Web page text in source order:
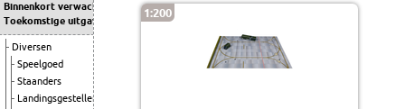
Binnenkort verwacht
Toekomstige uitgaven
Diversen
Speelgoed
Staanders
Landingsgestellen
1:200